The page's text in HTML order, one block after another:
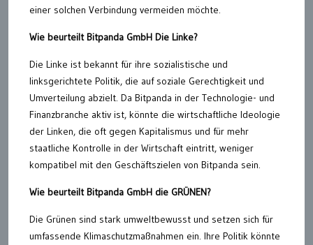
einer solchen Verbindung vermeiden möchte.
Wie beurteilt Bitpanda GmbH Die Linke?
Die Linke ist bekannt für ihre sozialistische und
linksgerichtete Politik, die auf soziale Gerechtigkeit und
Umverteilung abzielt. Da Bitpanda in der Technologie- und
Finanzbranche aktiv ist, könnte die wirtschaftliche Ideologie
der Linken, die oft gegen Kapitalismus und für mehr
staatliche Kontrolle in der Wirtschaft eintritt, weniger
kompatibel mit den Geschäftszielen von Bitpanda sein.
Wie beurteilt Bitpanda GmbH die GRÜNEN?
Die Grünen sind stark umweltbewusst und setzen sich für
umfassende Klimaschutzmaßnahmen ein. Ihre Politik könnte